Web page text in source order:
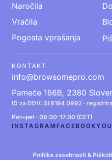
Naročila
Vračila
Pogosta vprašanja
KONTAKT
info@browsomepro.com
Pameče 166B, 2380
ID za DDV: SI 6194 0992 ·
Pon–pet · 09.00–17.00 (CET)
INSTAGRAM FACEBOOK
Politika zasebnosti &